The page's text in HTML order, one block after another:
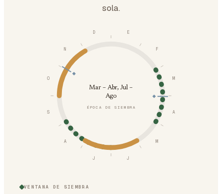
sola.
E
F
M
A
M
J
J
A
S
O
N
D
Mar – Abr, Jul –
Ago
ÉPOCA DE SIEMBRA
VENTANA DE SIEMBRA